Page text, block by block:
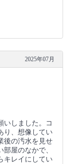
2025年07月
いしました。コ
り、想像してい
後の汚水を見せ
屋のなかで、
キレイにしてい